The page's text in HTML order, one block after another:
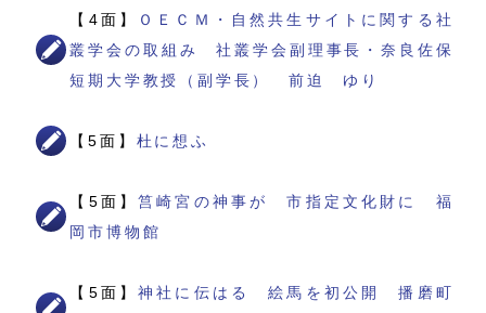
【4面】
ＯＥＣＭ・自然共生サイトに関する社
叢学会の取組み 社叢学会副理事長・奈良佐保
短期大学教授（副学長） 前迫 ゆり
【5面】 杜に想ふ
【5面】筥崎宮の神事が 市指定文化財に 福
岡市博物館
【5面】神社に伝はる 絵馬を初公開 播磨町